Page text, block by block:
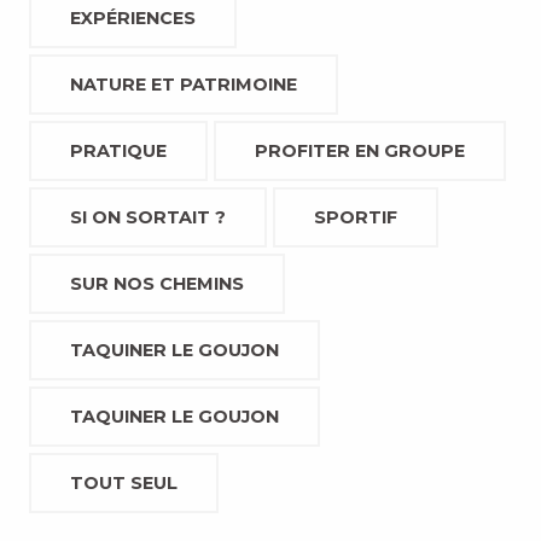
EXPÉRIENCES
NATURE ET PATRIMOINE
PRATIQUE PROFITER EN GROUPE
SI ON SORTAIT ? SPORTIF
SUR NOS CHEMINS
TAQUINER LE GOUJON
TAQUINER LE GOUJON
TOUT SEUL